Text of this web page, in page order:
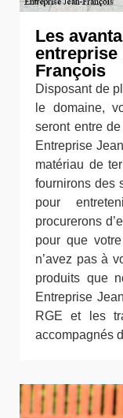
Les
entreprise
François
Disposant de
le domaine,
seront entre
Entreprise
matériau de
fournirons des
pour
procurerons
pour que
n’avez pas à
produits que
Entreprise
RGE et les
accompagnés